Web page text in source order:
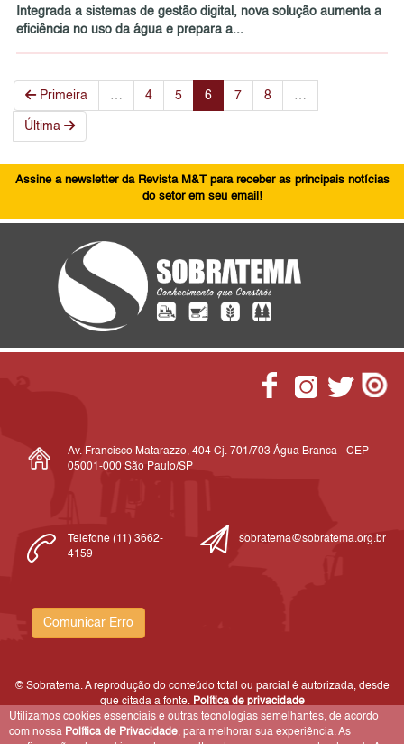
Integrada a sistemas de gestão digital, nova solução aumenta a
eficiência no uso da água e prepara a...
Primeira 4 5 6 7 8
Última
Assine a newsletter da Revista M&T para receber as principais notícias
do setor em seu email!
Av. Francisco Matarazzo, 404 Cj. 701/703 Água Branca - CEP
05001-000 São Paulo/SP
Telefone (11) 3662-
4159
sobratema@sobratema.org.br
Comunicar Erro
© Sobratema. A reprodução do conteúdo total ou parcial é autorizada, desde
que citada a fonte. Política de privacidade
Utilizamos cookies essenciais e outras tecnologias semelhantes, de acordo
com nossa Política de Privacidade, para melhorar sua experiência. As